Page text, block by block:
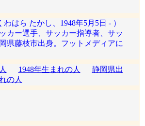
はら たかし、1948年5月5日 - ）
カー選手、サッカー指導者、サッ
県藤枝市出身。フットメディアに
1948年生まれの人
静岡県出
の人